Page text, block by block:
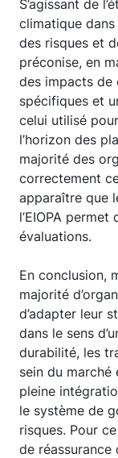
S’agissant de
climatique dans
des risques et
préconise, en
des impacts de
spécifiques et
celui utilisé
l’horizon des
majorité des
correctement
apparaître que
l’EIOPA
évaluations.
En conclusion,
majorité
d’adapter leur
dans le sens
durabilité, les
sein du marché
pleine
le système de
risques. Pour
de